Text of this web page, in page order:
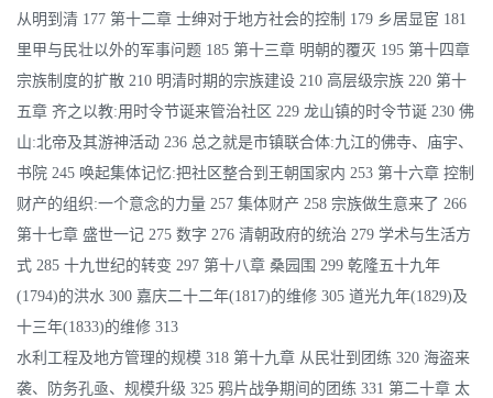
从明到清 177 第十二章 士绅对于地方社会的控制 179 乡居显宦 181
里甲与民壮以外的军事问题 185 第十三章 明朝的覆灭 195 第十四章
宗族制度的扩散 210 明清时期的宗族建设 210 高层级宗族 220 第十
五章 齐之以教:用时令节诞来管治社区 229 龙山镇的时令节诞 230 佛
山:北帝及其游神活动 236 总之就是市镇联合体:九江的佛寺、庙宇、
书院 245 唤起集体记忆:把社区整合到王朝国家内 253 第十六章 控制
财产的组织:一个意念的力量 257 集体财产 258 宗族做生意来了 266
第十七章 盛世一记 275 数字 276 清朝政府的统治 279 学术与生活方
式 285 十九世纪的转变 297 第十八章 桑园围 299 乾隆五十九年
(1794)的洪水 300 嘉庆二十二年(1817)的维修 305 道光九年(1829)及
十三年(1833)的维修 313
水利工程及地方管理的规模 318 第十九章 从民壮到团练 320 海盗来
袭、防务孔亟、规模升级 325 鸦片战争期间的团练 331 第二十章 太